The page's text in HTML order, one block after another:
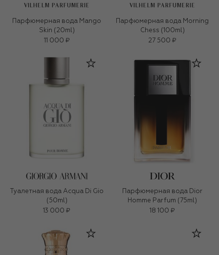
VILHELM PARFUMERIE
Парфюмерная вода Mango
Skin (20ml)
11 000 ₽
VILHELM PARFUMERIE
Парфюмерная вода Morning
Chess (100ml)
27 500 ₽
Туалетная вода Acqua Di Gio
(50ml)
13 000 ₽
Парфюмерная вода Dior
Homme Parfum (75ml)
18 100 ₽